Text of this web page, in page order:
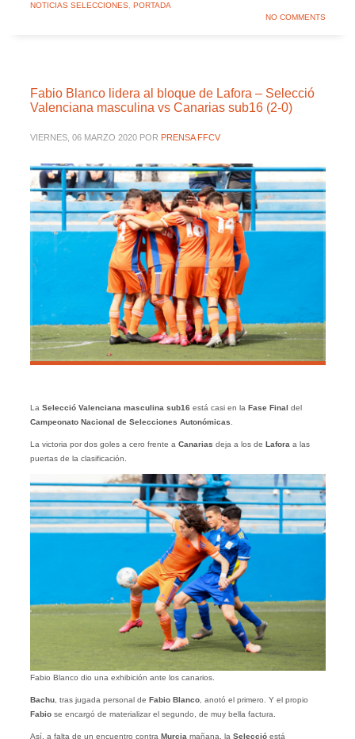
NOTICIAS SELECCIONES, PORTADA
NO COMMENTS
Fabio Blanco lidera al bloque de Lafora – Selecció
Valenciana masculina vs Canarias sub16 (2-0)
VIERNES, 06 MARZO 2020 POR PRENSA FFCV
La Selecció Valenciana masculina sub16 está casi en la Fase Final del
Campeonato Nacional de Selecciones Autonómicas
La victoria por dos goles a cero frente a Canarias deja a los de Lafora a las
puertas de la clasificación.
Fabio Blanco dio una exhibición ante los canarios.
Bachu, tras jugada personal de Fabio Blanco, anotó el primero. Y el propio
Fabiose encargó de materializar el segundo, de muy bella factura.
Así, a falta de un encuentro contra Murciamañana, la Seleccióestá